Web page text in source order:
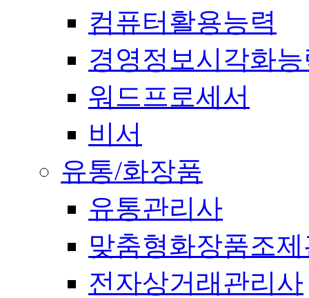
컴퓨터활용능력
경영정보시각화
워드프로세서
비서
유통/화장품
유통관리사
맞춤형화장품조
전자상거래관리사